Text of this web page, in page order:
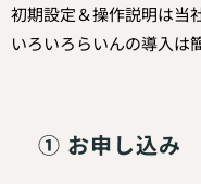
初期設定＆操作説明は当
いろいろらいんの導入は
① お申し込み